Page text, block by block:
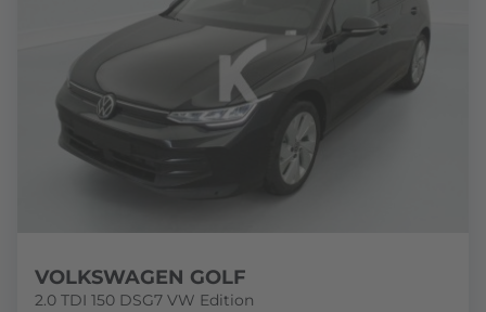
VOLKSWAGEN GOLF
2.0 TDI 150 DSG7 VW Edition